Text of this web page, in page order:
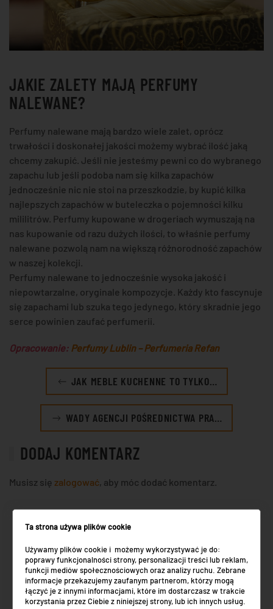
JAKIE ZALETY MAJĄ PERFUMY
NALEWANE?
Perfumy nalewane mają bardzo wiele zalet, oprócz
trwałości i doskonałej jakości możemy wybrać ilość jaką
chcemy zakupić. Jeśli nie jesteśmy pewni co do wybranego
zapachu lub jeśli podoba nam się kilka zapachów
jednocześnie nic nie stoi na przeszkodzie, by kupić kilka
najlepszych zapachów w buteleczka o pojemności kilku
mililitrów. Perfumy kupowane w drogeriach wymuszają na
nas kupowanie od razu dużych ilości, to właśnie perfumy
nalewane pozwolą nam na większą różnorodność zapachów
w naszej kolekcji.
Perfumy nalewane to jednocześnie wysoka jakość i
niepowtarzalne, oryginale kompozycje. Każdy kto fascynuje
się zapachami lub szuka tego jedynego, który skradnie jego
serce powinien zaufać perfumerii.
Opracowanie: Perfumy Lublin – Perfumeria Refan
JAK MEBLE KUCHENNE TO TYLKO…
WADY AGENCJI POŚREDNICTWA PRA…
DODAJ KOMENTARZ
Musisz się zalogować, aby móc dodać komentarz.
NAJNOWSZE WPISY
Trawnik czy łąka kwietna: co wybrać do
przydomowego ogrodu
Ta strona używa plików cookie
Używamy plików cookie i możemy wykorzystywać je do:
poprawy funkcjonalności strony, personalizacji treści lub reklam,
funkcji mediów społecznościowych oraz analizy ruchu. Zebrane
informacje przekazujemy zaufanym partnerom, którzy mogą
łączyć je z innymi informacjami, które im dostarczasz w trakcie
korzystania przez Ciebie z niniejszej strony, lub ich innych usług.